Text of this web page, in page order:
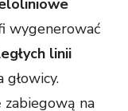
wygenerować
linii
głowicy.
na